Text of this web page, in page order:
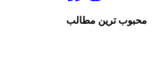
ترین مطالب